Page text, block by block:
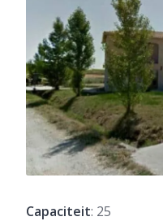
Capaciteit: 25